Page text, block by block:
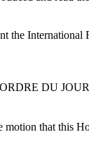
the International
ORDRE DU JOUR
motion that this